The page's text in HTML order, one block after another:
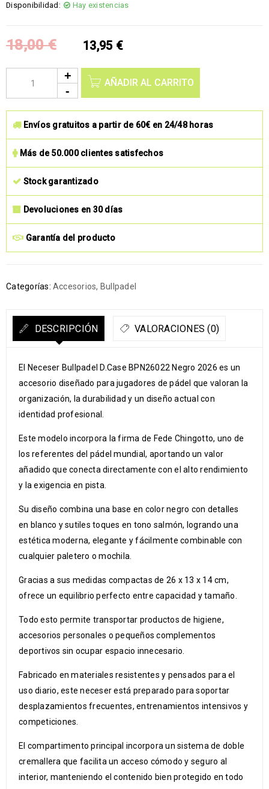
Disponibilidad: Hay existencias
18,00€ 13,95 €
AÑADIR AL CARRITO
Envíos gratuitos a partir de 60€ en 24/48 horas
Más de 50.000 clientes satisfechos
Stock garantizado
Devoluciones en 30 días
Garantía del producto
Categorías: Accesorios, Bullpadel
DESCRIPCIÓN VALORACIONES (0)
El Neceser Bullpadel D.Case BPN26022 Negro 2026 es un
accesorio diseñado para jugadores de pádel que valoran la
organización, la durabilidad y un diseño actual con
identidad profesional.
Este modelo incorpora la firma de Fede Chingotto, uno de
los referentes del pádel mundial, aportando un valor
añadido que conecta directamente con el alto rendimiento
y la exigencia en pista.
Su diseño combina una base en color negro con detalles
en blanco y sutiles toques en tono salmón, logrando una
estética moderna, elegante y fácilmente combinable con
cualquier paletero o mochila.
Gracias a sus medidas compactas de 26 x 13 x 14 cm,
ofrece un equilibrio perfecto entre capacidad y tamaño.
Todo esto permite transportar productos de higiene,
accesorios personales o pequeños complementos
deportivos sin ocupar espacio innecesario.
Fabricado en materiales resistentes y pensados para el
uso diario, este neceser está preparado para soportar
desplazamientos frecuentes, entrenamientos intensivos y
competiciones.
El compartimento principal incorpora un sistema de doble
cremallera que facilita un acceso cómodo y seguro al
interior, manteniendo el contenido bien protegido en todo